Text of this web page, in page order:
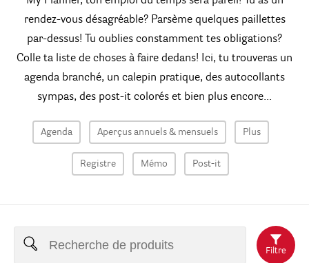
rendez-vous désagréable? Parsème quelques paillettes
par-dessus! Tu oublies constamment tes obligations?
Colle ta liste de choses à faire dedans! Ici, tu trouveras un
agenda branché, un calepin pratique, des autocollants
sympas, des post-it colorés et bien plus encore...
Agenda Aperçus annuels & mensuels Plus
Registre Mémo Post-it
Filtre